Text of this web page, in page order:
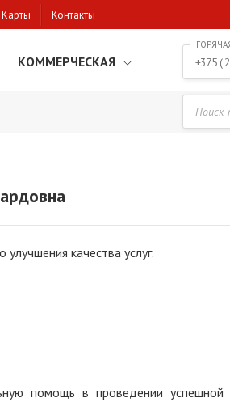
Карты Контакты
КОММЕРЧЕСКАЯ +375 (
качества услуг.
помощь в проведении успешной